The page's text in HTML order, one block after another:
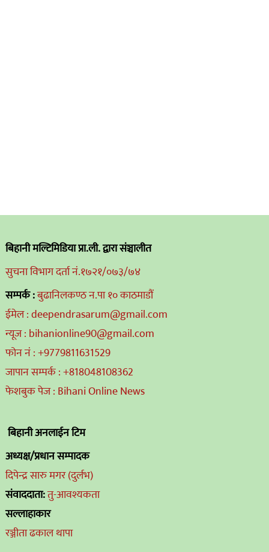
बिहानी मल्टिमिडिया प्रा.ली. द्वारा संञ्चालीत
सुचना विभाग दर्ता नं.१७२१/०७३/७४
सम्पर्क :बुढानिलकण्ठ न.पा १० काठमाडौं
ईमेल : deependrasarum@gmail.com
न्यूज : bihanionline90@gmail.com
फोन नं : +9779811631529
जापान सम्पर्क : +818048108362
फेशबुक पेज : Bihani Online News
बिहानी अनलाईन टिम
अध्यक्ष/प्रधान सम्पादक
दिपेन्द्र सारु मगर (दुर्लभ)
संवाददाता:तु-आवश्यकता
सल्लाहाकार
रञ्जीता ढकाल थापा